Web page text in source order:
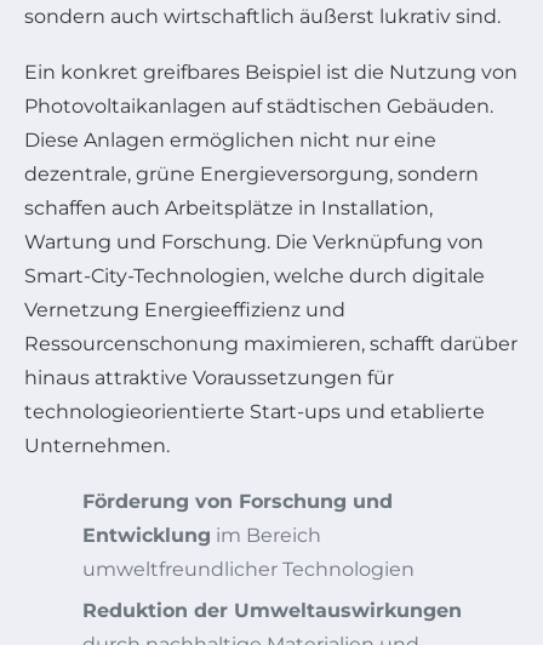
sondern auch wirtschaftlich äußerst lukrativ sind.
Ein konkret greifbares Beispiel ist die Nutzung von
Photovoltaikanlagen auf städtischen Gebäuden.
Diese Anlagen ermöglichen nicht nur eine
dezentrale, grüne Energieversorgung, sondern
schaffen auch Arbeitsplätze in Installation,
Wartung und Forschung. Die Verknüpfung von
Smart-City-Technologien, welche durch digitale
Vernetzung Energieeffizienz und
Ressourcenschonung maximieren, schafft darüber
hinaus attraktive Voraussetzungen für
technologieorientierte Start-ups und etablierte
Unternehmen.
Förderung von Forschung und
Entwicklung im Bereich
umweltfreundlicher Technologien
Reduktion der Umweltauswirkungen